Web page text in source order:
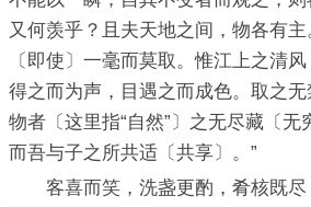
又何羡乎？且夫天地之间，物各有
〔即使〕一毫而莫取。惟江上之清
得之而为声，目遇之而成色。取之
物者〔这里指“自然”〕之无尽藏〔无
而吾与子之所共适〔共享〕。”
客喜而笑，洗盏更酌，肴核既尽